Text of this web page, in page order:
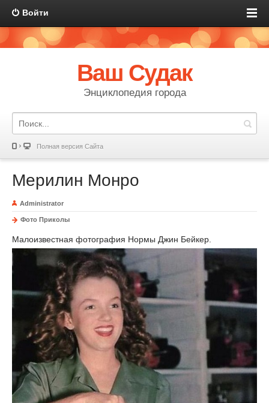
Войти
Ваш Судак
Энциклопедия города
Полная версия Сайта
Мерилин Монро
Administrator
Фото Приколы
Малоизвестная фотография Нормы Джин Бейкер.